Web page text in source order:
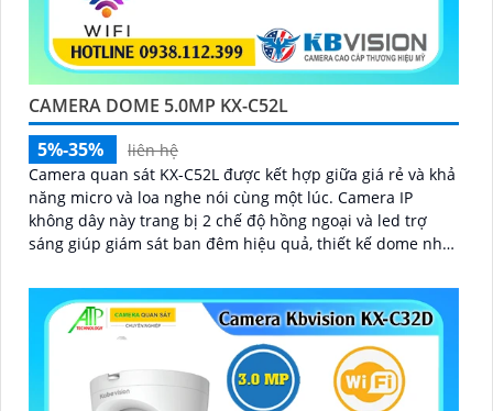
CAMERA DOME 5.0MP KX-C52L
5%-35%
liên hệ
Camera quan sát KX-C52L được kết hợp giữa giá rẻ và khả
năng micro và loa nghe nói cùng một lúc. Camera IP
không dây này trang bị 2 chế độ hồng ngoại và led trợ
sáng giúp giám sát ban đêm hiệu quả, thiết kế dome nhỏ